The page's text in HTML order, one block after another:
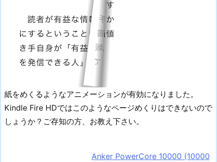
紙をめくるようなアニメーションが有効になりました。
Kindle Fire HDではこのようなページめくりはできないので
しょうか？ご存知の方、お教え下さい。
Anker PowerCore 10000 (10000